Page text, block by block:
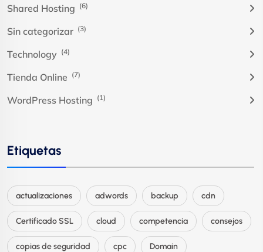
Shared Hosting (6)
Sin categorizar (3)
Technology (4)
Tienda Online (7)
WordPress Hosting (1)
Etiquetas
actualizaciones adwords backup cdn
Certificado SSL cloud competencia consejos
copias de seguridad cpc Domain